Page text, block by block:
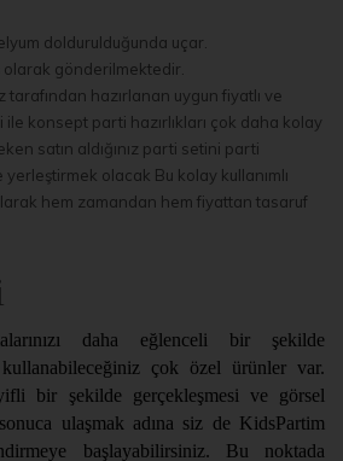
doldurulduğunda uçar.
olarak gönderilmektedir.
tarafından hazırlanan uygun fiyatlı ve
konsept parti hazırlıkları çok daha kolay
satın aldığınız parti setini parti
yerleştirmek olacak Bu kolay kullanımlı
hem zamandan hem fiyattan tasaruf
daha eğlenceli bir şekilde
kullanabileceğiniz çok özel ürünler var.
bir şekilde gerçekleşmesi ve görsel
ulaşmak adına siz de KidsPartim
başlayabilirsiniz. Bu noktada